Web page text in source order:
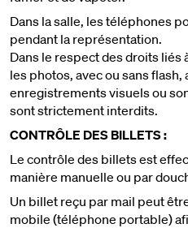
Dans la salle, les téléphones
pendant la représentation.
Dans le respect des droits
les photos, avec ou sans flash,
enregistrements visuels ou
sont strictement interdits.
CONTRÔLE DES BILLETS :
Le contrôle des billets est
manière manuelle ou par
Un billet reçu par mail peut
mobile (téléphone portable)